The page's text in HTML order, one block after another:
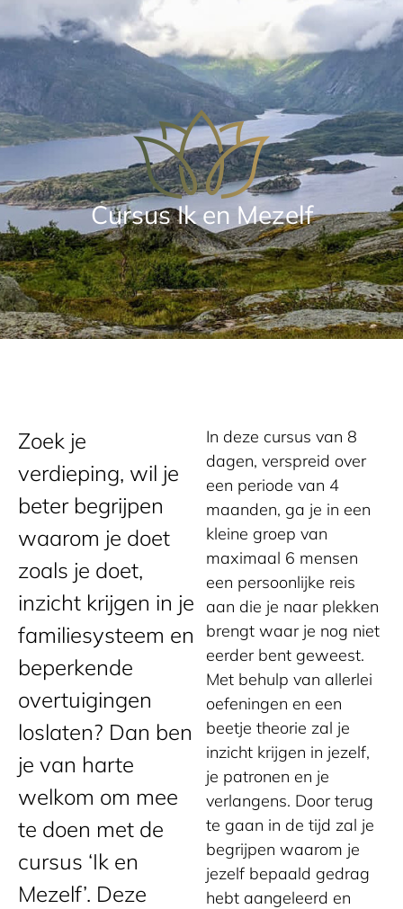
Cursus Ik en Mezelf
Zoek je
verdieping, wil je
beter begrijpen
waarom je doet
zoals je doet,
inzicht krijgen in je
familiesysteem en
beperkende
overtuigingen
loslaten? Dan ben
je van harte
welkom om mee
te doen met de
cursus ‘Ik en
Mezelf’. Deze
In deze cursus van 8
dagen, verspreid over
een periode van 4
maanden, ga je in een
kleine groep van
maximaal 6 mensen
een persoonlijke reis
aan die je naar plekken
brengt waar je nog niet
eerder bent geweest.
Met behulp van allerlei
oefeningen en een
beetje theorie zal je
inzicht krijgen in jezelf,
je patronen en je
verlangens. Door terug
te gaan in de tijd zal je
begrijpen waarom je
jezelf bepaald gedrag
hebt aangeleerd en